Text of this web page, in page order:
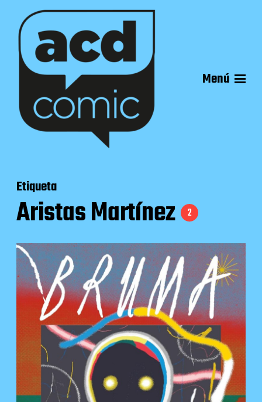
Menú
Etiqueta
Aristas Martínez 2